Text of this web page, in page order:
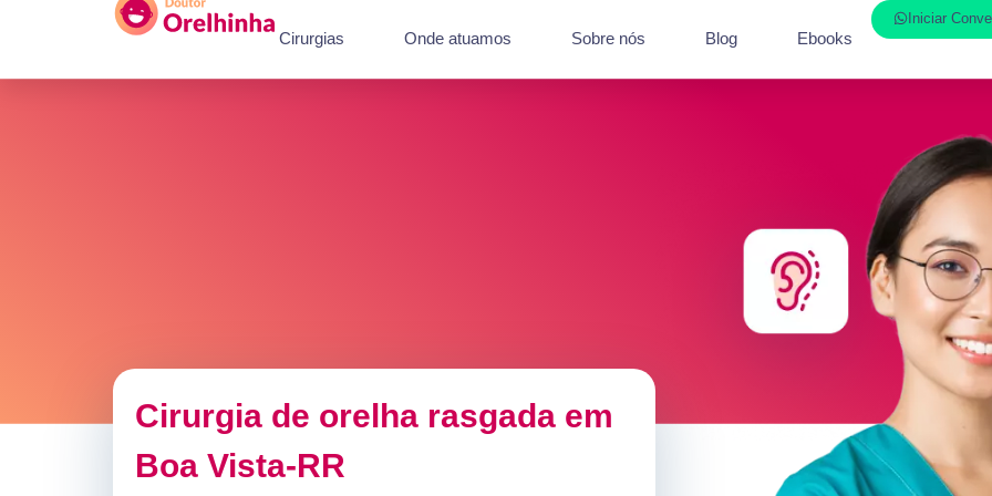
Cirurgias Onde atuamos Sobre nós Blog Ebooks
Iniciar
Cirurgia de orelha rasgada em
Boa Vista-RR